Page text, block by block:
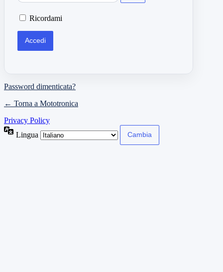
Ricordami
Password dimenticata?
← Torna a Mototronica
Privacy Policy
Lingua